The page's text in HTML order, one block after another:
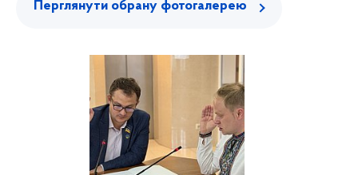
Перглянути обрану фотогалерею